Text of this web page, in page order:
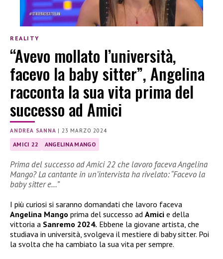
REALITY
“Avevo mollato l’università,
facevo la baby sitter”, Angelina
racconta la sua vita prima del
successo ad Amici
ANDREA SANNA | 23 MARZO 2024
AMICI 22 ANGELINA MANGO
Prima del successo ad Amici 22 che lavoro faceva Angelina
Mango? La cantante in un’intervista ha rivelato: “Facevo la
baby sitter e…”
I più curiosi si saranno domandati che lavoro faceva
Angelina Mango prima del successo ad Amici e della
vittoria a Sanremo 2024. Ebbene la giovane artista, che
studiava in università, svolgeva il mestiere di baby sitter. Poi
la svolta che ha cambiato la sua vita per sempre.